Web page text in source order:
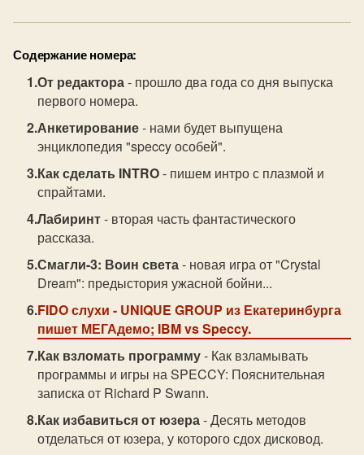
Содержание номера:
От редактора- прошло два года со дня выпуска
первого номера.
Анкетирование- нами будет выпущена
энциклопедия "speccy особей".
Как сделать INTRO- пишем интро с плазмой и
спрайтами.
Лабиринт- вторая часть фантастического
рассказа.
Смагли-3: Воин света- новая игра от "Crystal
Dream": предыстория ужасной бойни...
FIDO слухи - UNIQUE GROUP из Екатеринбурга
пишет МЕГАдемо; IBM vs Speccy.
Как взломать программу- Как взламывать
программы и игры на SPECCY: Пояснительная
записка от Richard P Swann.
Как избавиться от юзера- Десять методов
отделаться от юзера, у которого сдох дисковод.